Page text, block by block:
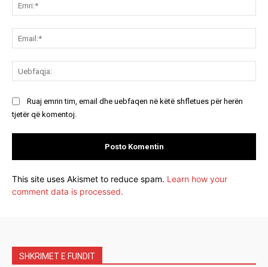
Ruaj emrin tim, email dhe uebfaqen në këtë shfletues për herën
tjetër që komentoj.
This site uses Akismet to reduce spam. Learn how your
comment data is processed.
SHKRIMET E FUNDIT